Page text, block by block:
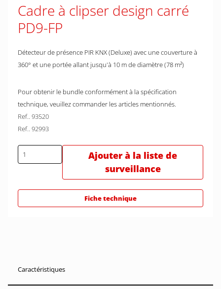
Cadre à clipser design carré
PD9-FP
Détecteur de présence PIR KNX (Deluxe) avec une couverture à
360° et une portée allant jusqu'à 10 m de diamètre (78 m²)
Pour obtenir le bundle conformément à la spécification
technique, veuillez commander les articles mentionnés.
Ref.. 93520
Ref.. 92993
Ajouter à la liste de
surveillance
Fiche technique
Caractéristiques